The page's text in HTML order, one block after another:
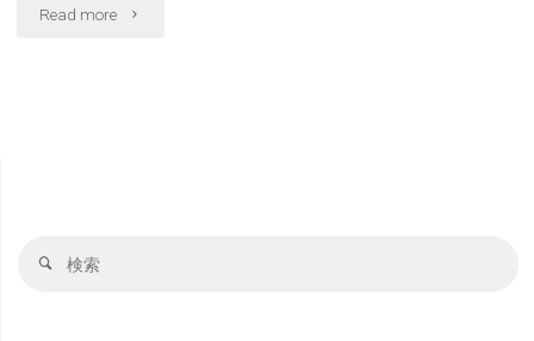
Read more "春
検